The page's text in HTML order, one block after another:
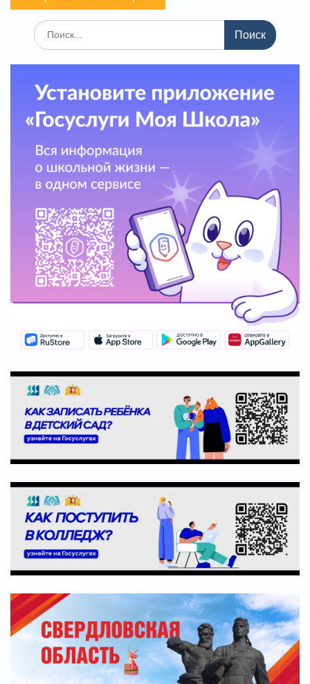
Поиск
по: